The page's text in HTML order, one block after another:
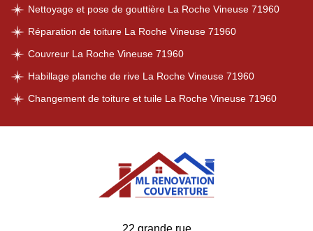
Nettoyage et pose de gouttière La Roche Vineuse 71960
Réparation de toiture La Roche Vineuse 71960
Couvreur La Roche Vineuse 71960
Habillage planche de rive La Roche Vineuse 71960
Changement de toiture et tuile La Roche Vineuse 71960
22 grande rue